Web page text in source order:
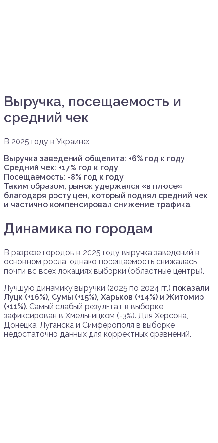
Выручка, посещаемость и
средний чек
В 2025 году в Украине:
Выручка заведений общепита: +6% год к году
Средний чек: +17% год к году
Посещаемость: -8% год к году
Таким образом, рынок удержался «в плюсе»
благодаря росту цен, который поднял средний чек
и частично компенсировал снижение трафика.
Динамика по городам
В разрезе городов в 2025 году выручка заведений в
основном росла, однако посещаемость снижалась
почти во всех локациях выборки (областные центры).
Лучшую динамику выручки (2025 по 2024 гг.) показали
Луцк (+16%), Сумы (+15%), Харьков (+14%) и Житомир
(+11%). Самый слабый результат в выборке
зафиксирован в Хмельницком (-3%). Для Херсона,
Донецка, Луганска и Симферополя в выборке
недостаточно данных для корректных сравнений.